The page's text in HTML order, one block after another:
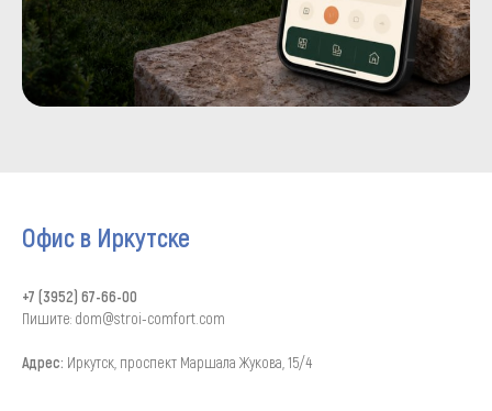
Офис в Иркутске
+7 (3952) 67-66-00
Пишите: dom@stroi-comfort.com
Адрес: Иркутск, проспект Маршала Жукова, 15/4